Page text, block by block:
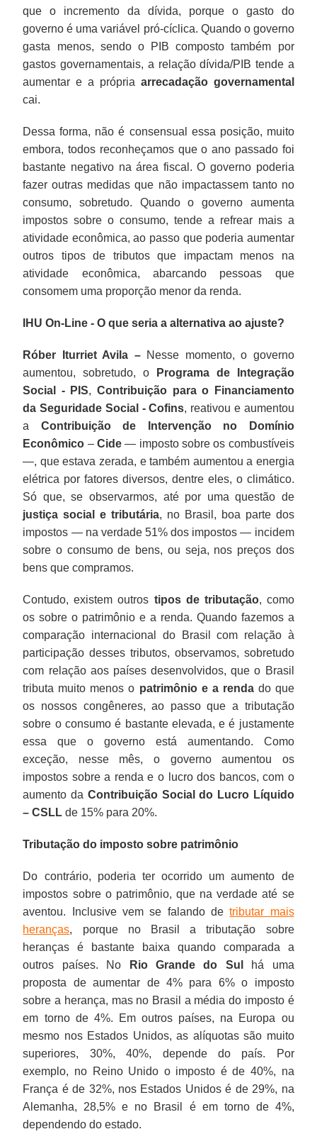
que o incremento da dívida, porque o gasto do
governo é uma variável pró-cíclica. Quando o governo
gasta menos, sendo o PIB composto também por
gastos governamentais, a relação dívida/PIB tende a
aumentar e a própria arrecadação governamental
cai.
Dessa forma, não é consensual essa posição, muito
embora, todos reconheçamos que o ano passado foi
bastante negativo na área fiscal. O governo poderia
fazer outras medidas que não impactassem tanto no
consumo, sobretudo. Quando o governo aumenta
impostos sobre o consumo, tende a refrear mais a
atividade econômica, ao passo que poderia aumentar
outros tipos de tributos que impactam menos na
atividade econômica, abarcando pessoas que
consomem uma proporção menor da renda.
IHU On-Line - O que seria a alternativa ao ajuste?
Róber Iturriet Avila –Nesse momento, o governo
aumentou, sobretudo, o
Programa de Integração
Social - PIS, Contribuição para o Financiamento
da Seguridade Social - Cofins, reativou e aumentou
a Contribuição de Intervenção no Domínio
Econômico –Cide — imposto sobre os combustíveis
—, que estava zerada, e também aumentou a energia
elétrica por fatores diversos, dentre eles, o climático.
Só que, se observarmos, até por uma questão de
justiça social e tributária, no Brasil, boa parte dos
impostos — na verdade 51% dos impostos — incidem
sobre o consumo de bens, ou seja, nos preços dos
bens que compramos.
Contudo, existem outros tipos de tributação, como
os sobre o patrimônio e a renda. Quando fazemos a
comparação internacional do Brasil com relação à
participação desses tributos, observamos, sobretudo
com relação aos países desenvolvidos, que o Brasil
tributa muito menos o patrimônio e a rendado que
os nossos congêneres, ao passo que a tributação
sobre o consumo é bastante elevada, e é justamente
essa que o governo está aumentando. Como
exceção, nesse mês, o governo aumentou os
impostos sobre a renda e o lucro dos bancos, com o
aumento da Contribuição Social do Lucro Líquido
– CSLL de 15% para 20%.
Tributação do imposto sobre patrimônio
Do contrário, poderia ter ocorrido um aumento de
impostos sobre o patrimônio, que na verdade até se
aventou. Inclusive vem se falando detributar mais
heranças, porque no Brasil a tributação sobre
heranças é bastante baixa quando comparada a
outros países. No
Rio Grande do Sul
há uma
proposta de aumentar de 4% para 6% o imposto
sobre a herança, mas no Brasil a média do imposto é
em torno de 4%. Em outros países, na Europa ou
mesmo nos Estados Unidos, as alíquotas são muito
superiores, 30%, 40%, depende do país. Por
exemplo, no Reino Unido o imposto é de 40%, na
França é de 32%, nos Estados Unidos é de 29%, na
Alemanha, 28,5% e no Brasil é em torno de 4%,
dependendo do estado.